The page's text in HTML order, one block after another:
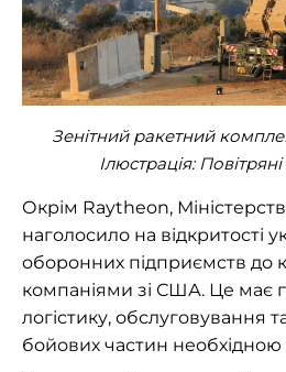
Зенітний ракетний
Ілюстрація:
Окрім Raytheon,
наголосило на відкритості
оборонних підприємств до
компаніями зі США. Це має
логістику, обслуговування
бойових частин необхідною